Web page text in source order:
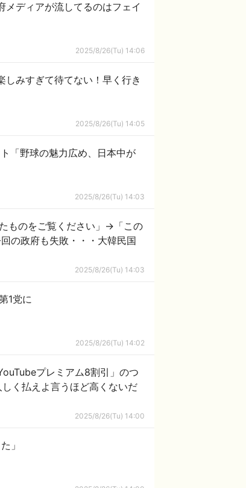
メディアが流してるのはフェイ
2025/8/26(Tu) 14:06
しみすぎて待てない！早く行き
2025/8/26(Tu) 14:05
「野球の魅力広め、日本中が
2025/8/26(Tu) 14:03
ものをご覧ください」→「この
の政府も失敗・・・大韓民国
2025/8/26(Tu) 14:03
1党に
2025/8/26(Tu) 14:02
プレミアム8割引」のつ
く払えよ言うほど高くないだ
2025/8/26(Tu) 14:00
」